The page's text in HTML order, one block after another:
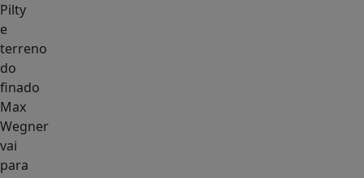
Pilty
e
terreno
do
finado
Max
Wegner
vai
para